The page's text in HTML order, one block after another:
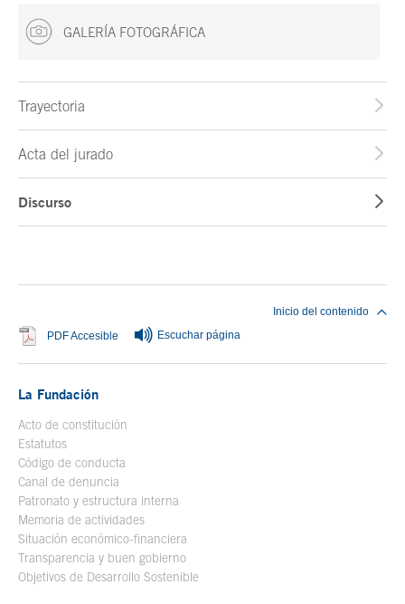
GALERÍA FOTOGRÁFICA
Trayectoria
Acta del jurado
Discurso
PDF Accesible Se abre en ventana nueva
Escuchar página
Inicio del contenido
La Fundación
Acto de constitución
Estatutos
Código de conducta
Canal de denuncia
Patronato y estructura interna
Memoria de actividades
Situación económico-financiera
Transparencia y buen gobierno
Objetivos de Desarrollo Sostenible